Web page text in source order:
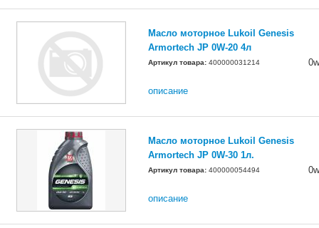
Масло моторное Lukoil Genesis
Armortech JP 0W-20 4л
Артикул товара: 400000031214
описание
Масло моторное Lukoil Genesis
Armortech JP 0W-30 1л.
Артикул товара: 400000054494
описание